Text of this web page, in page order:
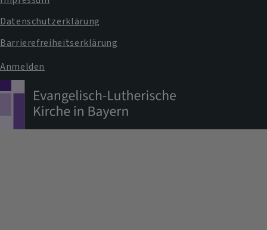
Datenschutzerklärung
Barrierefreiheitserklärung
Benutzermenü
Anmelden